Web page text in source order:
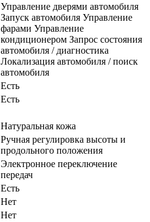
Управление дверями автомобиля
Запуск автомобиля Управление
фарами Управление
кондиционером Запрос состояния
автомобиля / диагностика
Локализация автомобиля / поиск
автомобиля
Есть
Есть
Натуральная кожа
Ручная регулировка высоты и
продольного положения
Электронное переключение
передач
Есть
Нет
Нет